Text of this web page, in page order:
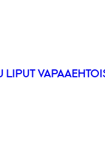
LIPUT